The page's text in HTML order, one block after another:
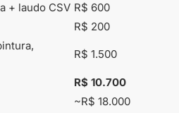
+ laudo CSV R$ 600
R$ 200
R$ 1.500
R$ 10.700
~R$ 18.000